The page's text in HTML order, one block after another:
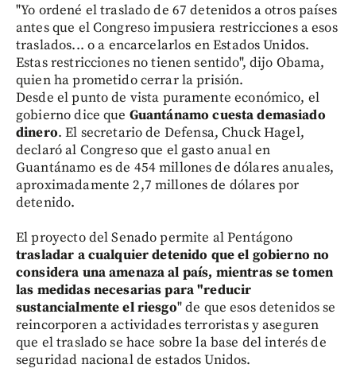
"Yo ordené el traslado de 67 detenidos a otros países
antes que el Congreso impusiera restricciones a esos
traslados... o a encarcelarlos en Estados Unidos.
Estas restricciones no tienen sentido", dijo Obama,
quien ha prometido cerrar la prisión.
Desde el punto de vista puramente económico, el
gobierno dice que Guantánamo cuesta demasiado
dinero. El secretario de Defensa, Chuck Hagel,
declaró al Congreso que el gasto anual en
Guantánamo es de 454 millones de dólares anuales,
aproximadamente 2,7 millones de dólares por
detenido.
El proyecto del Senado permite al Pentágono
trasladar a cualquier detenido que el gobierno no
considera una amenaza al país, mientras se tomen
las medidas necesarias para "reducir
sustancialmente el riesgo" de que esos detenidos se
reincorporen a actividades terroristas y aseguren
que el traslado se hace sobre la base del interés de
seguridad nacional de estados Unidos.